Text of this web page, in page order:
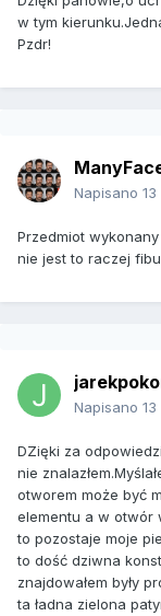
w tym
Pzdr!
Napisano
Przedmiot
nie jest to raczej
Napisano
DZięki za
nie
otworem może być
elementu a w otwór
to pozostaje moje
to dość dziwna
znajdowałem były
ta ładna zielona